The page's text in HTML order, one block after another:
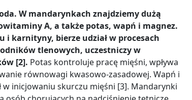
W mandarynkach znajdziemy dużą
A, a także potas, wapń i magnez.
i karnityny, bierze udział w procesach
tlenowych, uczestniczy w
[2]. Potas kontroluje pracę mięśni, wpływa
równowagi kwasowo-zasadowej. Wapń i
w inicjowaniu skurczu mięśni [3]. Mandarynki